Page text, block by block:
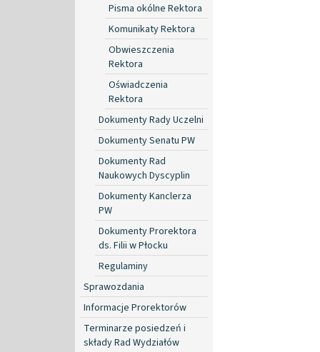
Pisma okólne Rektora
Komunikaty Rektora
Obwieszczenia
Rektora
Oświadczenia
Rektora
Dokumenty Rady Uczelni
Dokumenty Senatu PW
Dokumenty Rad
Naukowych Dyscyplin
Dokumenty Kanclerza
PW
Dokumenty Prorektora
ds. Filii w Płocku
Regulaminy
Sprawozdania
Informacje Prorektorów
Terminarze posiedzeń i
składy Rad Wydziałów